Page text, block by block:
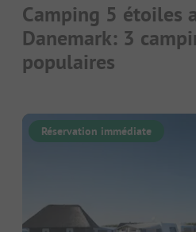
Camping 5 étoiles
Danemark: 3
populaires
Réservation immédiate